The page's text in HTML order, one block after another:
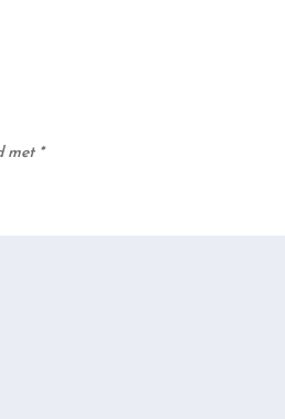
met *